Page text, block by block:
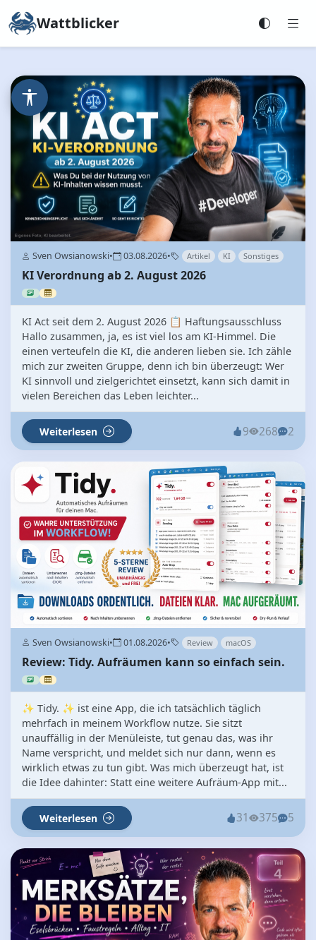
Wattblicker
Sven Owsianowski• 03.08.2026• Artikel KI Sonstiges
KI Verordnung ab 2. August 2026
KI Act seit dem 2. August 2026 📋 Haftungsausschluss
Hallo zusammen, ja, es ist viel los am KI-Himmel. Die
einen verteufeln die KI, die anderen lieben sie. Ich zähle
mich zur zweiten Gruppe, denn ich bin überzeugt: Wer
KI sinnvoll und zielgerichtet einsetzt, kann sich damit in
vielen Bereichen das Leben leichter...
Weiterlesen 9 268 2
Sven Owsianowski• 01.08.2026• Review macOS
Review: Tidy. Aufräumen kann so einfach sein.
✨ Tidy. ✨ ist eine App, die ich tatsächlich täglich
mehrfach in meinem Workflow nutze. Sie sitzt
unauffällig in der Menüleiste, tut genau das, was ihr
Name verspricht, und meldet sich nur dann, wenn es
wirklich etwas zu tun gibt. Was mich überzeugt hat, ist
die Idee dahinter: Statt eine weitere Aufräum-App mit...
Weiterlesen 31 375 5